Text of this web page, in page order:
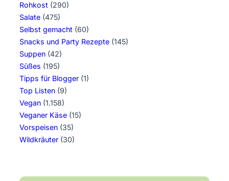
Rohkost (290)
Salate (475)
Selbst gemacht (60)
Snacks und Party Rezepte (145)
Suppen (42)
Süßes (195)
Tipps für Blogger (1)
Top Listen (9)
Vegan (1.158)
Veganer Käse (15)
Vorspeisen (35)
Wildkräuter (30)